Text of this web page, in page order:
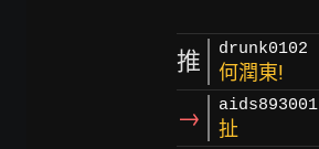
推 drunk0102
何潤東!
→ aids893001
扯